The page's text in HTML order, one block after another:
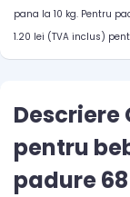
pana la 10 kg. Pentru
1.20 lei (TVA inclus)
Descriere
pentru
padure 68